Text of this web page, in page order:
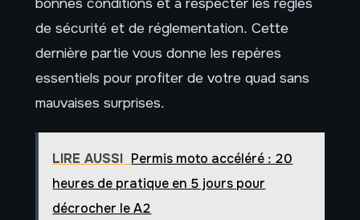
de sécurité et de réglementation. Cette
dernière partie vous donne les repères
essentiels pour profiter de votre quad sans
mauvaises surprises.
LIRE AUSSI Permis moto accéléré : 20
heures de pratique en 5 jours pour
décrocher le A2